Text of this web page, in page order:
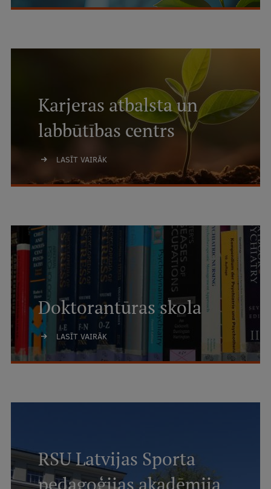
Karjeras atbalsta un
labbūtības centrs
LASĪT VAIRĀK
Doktorantūras skola
LASĪT VAIRĀK
RSU Latvijas Sporta
pedagoģijas akadēmija